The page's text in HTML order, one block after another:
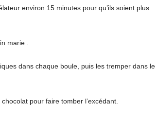
environ 15 minutes pour qu’ils soient plus
marie .
dans chaque boule, puis les tremper dans le
pour faire tomber l’excédant.